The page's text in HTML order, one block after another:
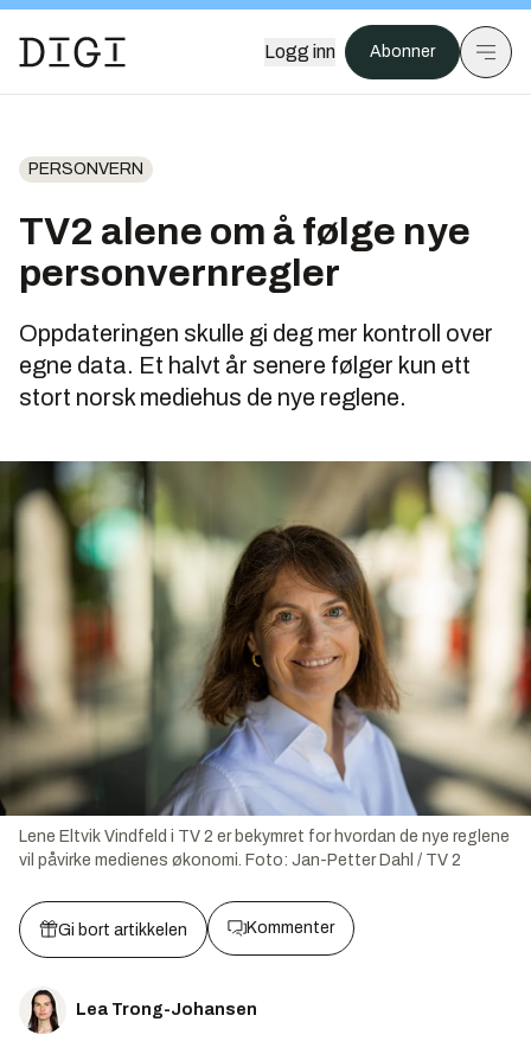
Logg inn Abonner
PERSONVERN
TV2 alene om å følge nye
personvernregler
Oppdateringen skulle gi deg mer kontroll over
egne data. Et halvt år senere følger kun ett
stort norsk mediehus de nye reglene.
Lene Eltvik Vindfeld i TV 2 er bekymret for hvordan de nye reglene
vil påvirke medienes økonomi. Foto: Jan-Petter Dahl / TV 2
Gi bort artikkelen Kommenter
Lea Trong-Johansen